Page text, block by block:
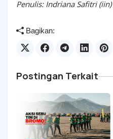
Penulis: Indriana Safitri (iin)
Bagikan:
Postingan Terkait